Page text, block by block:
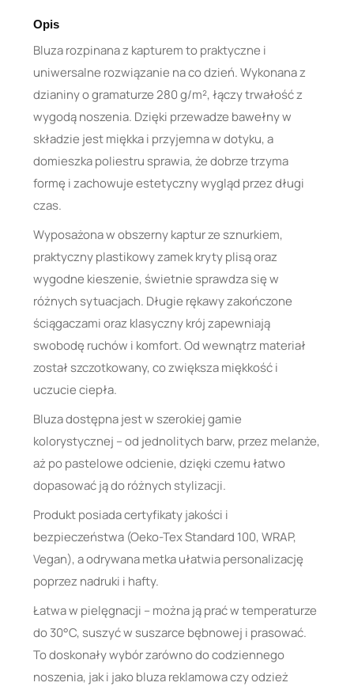
Opis
Bluza rozpinana z kapturem to praktyczne i
uniwersalne rozwiązanie na co dzień. Wykonana z
dzianiny o gramaturze 280 g/m², łączy trwałość z
wygodą noszenia. Dzięki przewadze bawełny w
składzie jest miękka i przyjemna w dotyku, a
domieszka poliestru sprawia, że dobrze trzyma
formę i zachowuje estetyczny wygląd przez długi
czas.
Wyposażona w obszerny kaptur ze sznurkiem,
praktyczny plastikowy zamek kryty plisą oraz
wygodne kieszenie, świetnie sprawdza się w
różnych sytuacjach. Długie rękawy zakończone
ściągaczami oraz klasyczny krój zapewniają
swobodę ruchów i komfort. Od wewnątrz materiał
został szczotkowany, co zwiększa miękkość i
uczucie ciepła.
Bluza dostępna jest w szerokiej gamie
kolorystycznej – od jednolitych barw, przez melanże,
aż po pastelowe odcienie, dzięki czemu łatwo
dopasować ją do różnych stylizacji.
Produkt posiada certyfikaty jakości i
bezpieczeństwa (Oeko-Tex Standard 100, WRAP,
Vegan), a odrywana metka ułatwia personalizację
poprzez nadruki i hafty.
Łatwa w pielęgnacji – można ją prać w temperaturze
do 30°C, suszyć w suszarce bębnowej i prasować.
To doskonały wybór zarówno do codziennego
noszenia, jak i jako bluza reklamowa czy odzież